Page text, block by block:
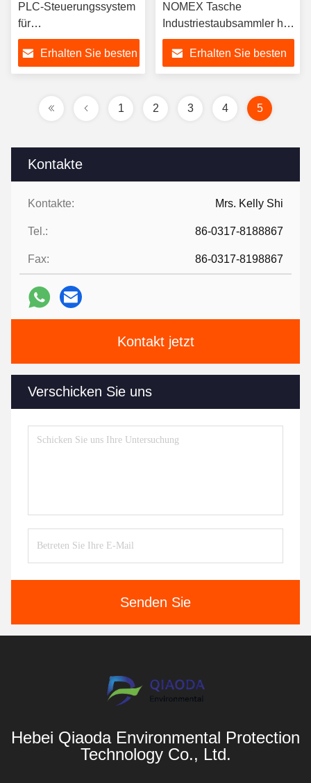
Kontakte
Kontakte: Mrs. Kelly Shi
Tel.: 86-0317-8188867
Fax: 86-0317-8198867
Kontakt jetzt
Verschicken Sie uns
Senden Sie
PLC-Steuerungssystem
für
Stahlstahlstaubsammler
Erhalten Sie besten
NOMEX Tasche
Industriestaubsammler hat
großes Luftvolumen und
gute Wirkung
Erhalten Sie besten
1 2 3 4 5
Hebei Qiaoda Environmental Protection
Technology Co., Ltd.